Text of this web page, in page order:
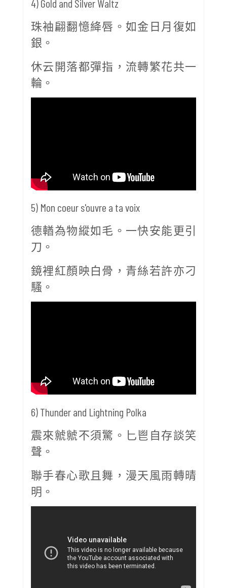
4) Gold and Silver Waltz
珠袖翩翻憶絳唇。如金日月復如
銀。
休云開落都彈指，流轉繁花共一
輪。
5) Mon coeur s'ouvre a ta voix
德輶為物縱如毛。一快安能更引
刀。
鏡裡紅顏映白骨，青絲若許亦刁
騷。
6) Thunder and Lightning Polka
震來虩虩不須驚。匕鬯自存談笑
聲。
聯手春心歌且舞，漫天風雨轉晴
明。